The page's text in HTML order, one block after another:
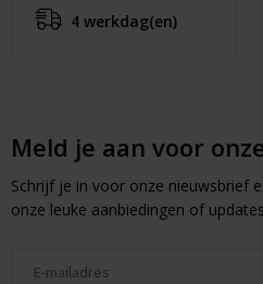
4 werkdag(en)
Meld je aan voor
Schrijf je in voor onze nieuwsbrief
onze leuke aanbiedingen of